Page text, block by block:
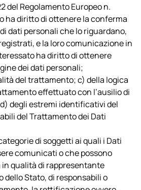
del Regolamento Europeo n.
ha diritto di ottenere la conferma
dati personali che lo riguardano,
e la loro comunicazione in
ha diritto di ottenere
dei dati personali;
del trattamento; c) della logica
effettuato con l’ausilio di
degli estremi identificativi del
del Trattamento dei Dati
di soggetti ai quali i Dati
comunicati o che possono
qualità di rappresentante
Stato, di responsabili o